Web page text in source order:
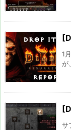
1
が
サ